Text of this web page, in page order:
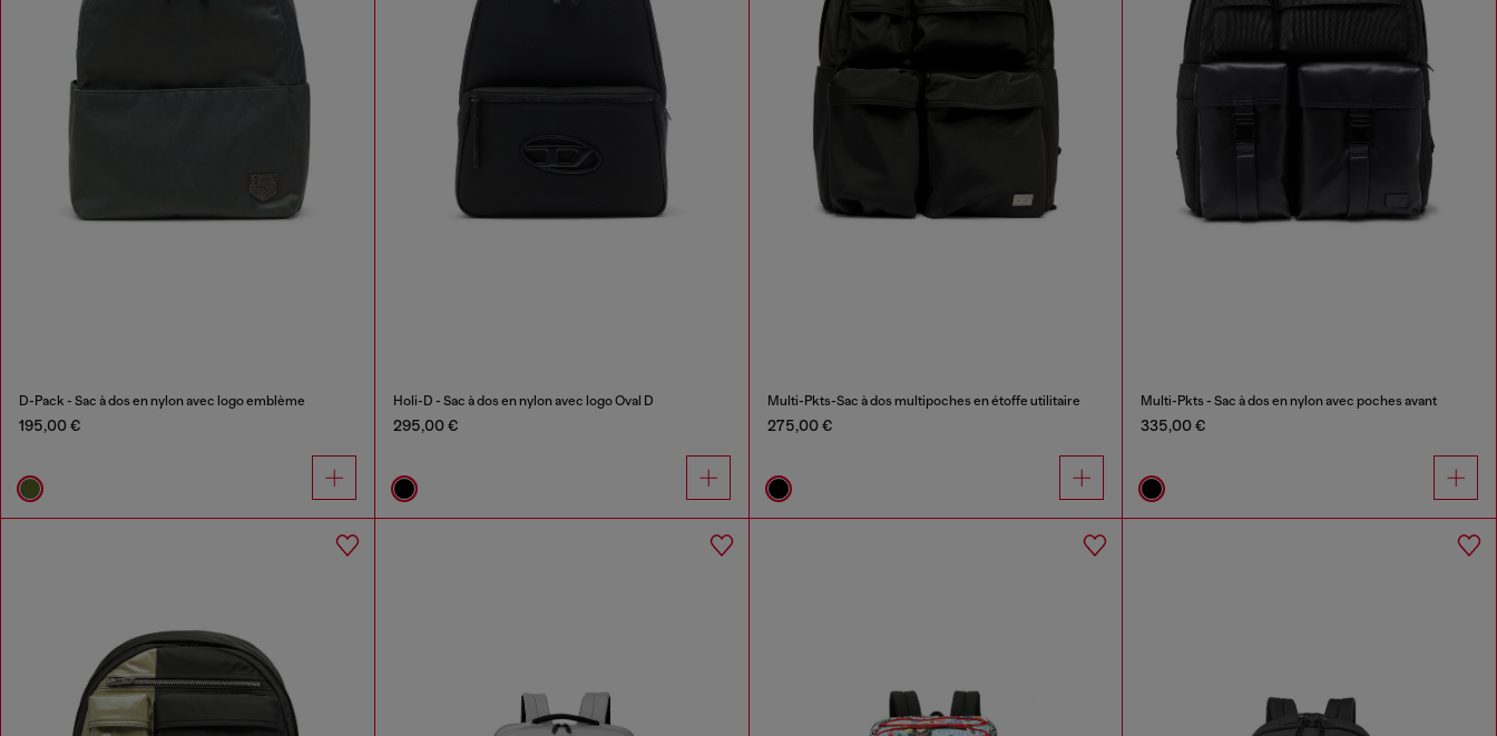
D-Pack - Sac à dos en nylon avec logo emblème
195,00 €
Holi-D - Sac à dos en nylon avec logo Oval D
295,00 €
Multi-Pkts-Sac à dos multipoches en étoffe utilitaire
275,00 €
Multi-Pkts - Sac à dos en nylon avec poches avant
335,00 €